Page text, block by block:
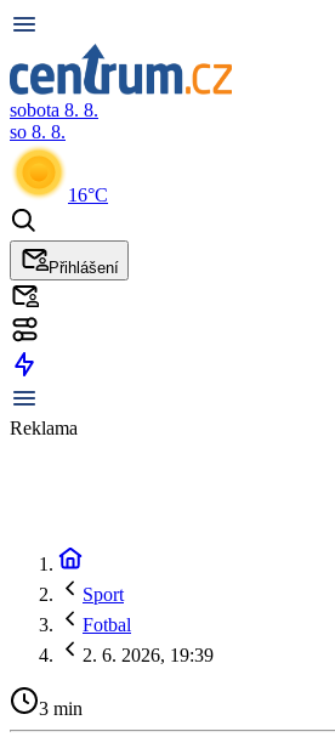
sobota 8. 8.
so 8. 8.
16°C
Přihlášení
Reklama
Sport
Fotbal
2. 6. 2026, 19:39
3 min